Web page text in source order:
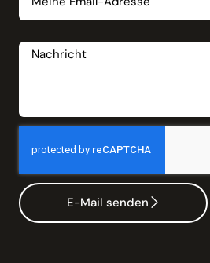
E-Mail senden